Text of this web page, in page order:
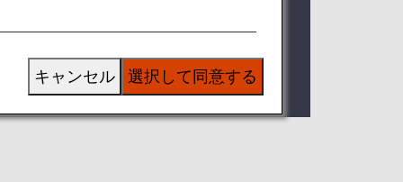
選択して同意する
キャンセル